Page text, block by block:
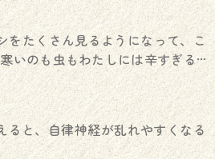
をたくさん見るようになって、こ
いのも虫もわたしには辛すぎる···
と、自律神経が乱れやすくなる